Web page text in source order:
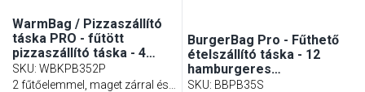
WarmBag / Pizzaszállító
táska PRO - fűtött
pizzaszállító táska - 4
pizzadoboz - 35x35 cm -
piros
SKU: WBKPB352P
2 fűtőelemmel, maget zárral és
BurgerBag Pro - Fűthető
ételszállító táska - 12
hamburgeres
kartondobozhoz - fekete
SKU: BBPB35S